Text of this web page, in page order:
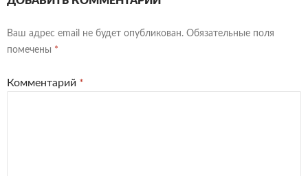
Ваш адрес email не будет опубликован. Обязательные поля
помечены *
Комментарий *